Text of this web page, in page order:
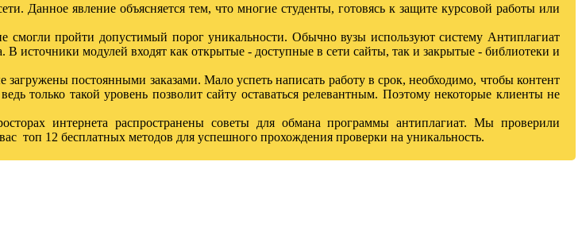
Данное явление объясняется тем, что многие студенты, готовясь к защите курсовой работы или
смогли пройти допустимый порог уникальности. Обычно вузы используют систему Антиплагиат
источники модулей входят как открытые - доступные в сети сайты, так и закрытые - библиотеки и
постоянными заказами. Мало успеть написать работу в срок, необходимо, чтобы контент
только такой уровень позволит сайту оставаться релевантным. Поэтому некоторые клиенты не
интернета распространены советы для обмана программы антиплагиат. Мы проверили
топ 12 бесплатных методов для успешного прохождения проверки на уникальность.